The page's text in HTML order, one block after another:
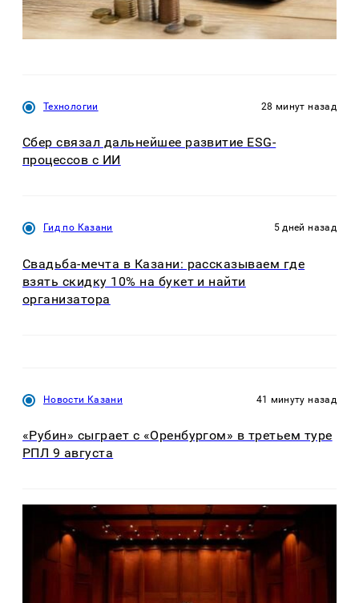
Технологии 28 минут назад
Сбер связал дальнейшее развитие ESG-
процессов с ИИ
Гид по Казани 5 дней назад
Свадьба-мечта в Казани: рассказываем где
взять скидку 10% на букет и найти
организатора
Новости Казани 41 минуту назад
«Рубин» сыграет с «Оренбургом» в третьем туре
РПЛ 9 августа